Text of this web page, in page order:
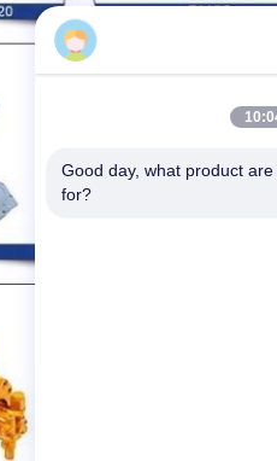
Good day, what product
for?